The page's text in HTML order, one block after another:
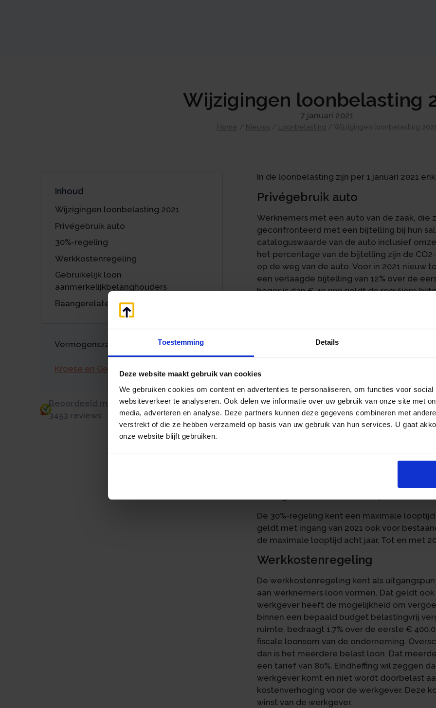
Toestemming Details
Deze website maakt gebruik van cookies
We gebruiken cookies om content en advertenties te personaliseren, om functies voor social
websiteverkeer te analyseren. Ook delen we informatie over uw gebruik van onze site met
media, adverteren en analyse. Deze partners kunnen deze gegevens combineren met
verstrekt of die ze hebben verzameld op basis van uw gebruik van hun services. U gaat
onze website blijft gebruiken.
Wijzigingen loonbelasting
7 januari 2021
Home / Nieuws / Loonbelasting / Wijzigingen loonbelasting 2021
Inhoud
Wijzigingen loonbelasting 2021
Privégebruik auto
30%-regeling
Werkkostenregeling
Gebruikelijk loon
aanmerkelijkbelanghouders
Baangerelateerde Investeringskorting
Vermogenszaken goed regelen?
Kroese en Geraerts
Beoordeeld met een 9.0 uit 10 op basis van
3453 reviews
In de loonbelasting zijn per 1 januari 2021
Privégebruik auto
Werknemers met een auto van de zaak, die
geconfronteerd met een bijtelling bij hun
cataloguswaarde van de auto inclusief
het percentage van de bijtelling zijn de
op de weg van de auto. Voor in 2021
een verlaagde bijtelling van 12% over de
hoger is dan € 40.000 geldt de reguliere
bedraagt de bijtelling 22%. Voor
geldt de verlaagde bijtelling voor de
Tot en met 2016 golden nog verschillende
percentages en uitstootgrenzen gelden
voor 2017, waarvoor een verlaagd
maanden onder de destijds geldende
30%-regeling
Voor uit het buitenland afkomstige
onder bepaalde voorwaarden een
beloning. Om aan te tonen dat een
deskundigheid die op de Nederlandse
een salarisnorm. Voor 2021 is het
die jonger zijn dan 30 jaar en beschikken
De 30%-regeling kent een maximale
geldt met ingang van 2021 ook voor
de maximale looptijd acht jaar. Tot en met
Werkkostenregeling
De werkkostenregeling kent als
aan werknemers loon vormen. Dat geldt ook
werkgever heeft de mogelijkheid om
binnen een bepaald budget belastingvrij
ruimte, bedraagt 1,7% over de eerste €
fiscale loonsom van de onderneming.
dan is het meerdere belast loon. Dat
een tarief van 80%. Eindheffing wil zeggen
werkgever komt en niet wordt doorbelast
kostenverhoging voor de werkgever. Deze
winst van de werkgever.